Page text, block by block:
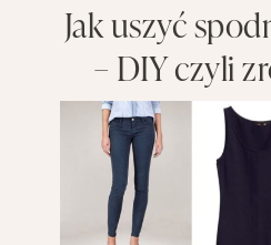
Jak uszyć
– DIY czyli